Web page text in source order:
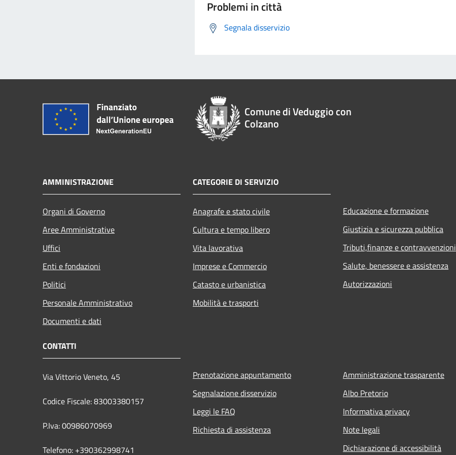
Problemi in città
Segnala disservizio
Comune di Veduggio con
Colzano
AMMINISTRAZIONE
Organi di Governo
Aree Amministrative
Uffici
Enti e fondazioni
Politici
Personale Amministrativo
Documenti e dati
CATEGORIE DI SERVIZIO
Anagrafe e stato civile
Cultura e tempo libero
Vita lavorativa
Imprese e Commercio
Catasto e urbanistica
Mobilità e trasporti
Educazione e formazione
Giustizia e sicurezza pubblica
Tributi,finanze e contravvenzioni
Salute, benessere e assistenza
Autorizzazioni
CONTATTI
Via Vittorio Veneto, 45
Codice Fiscale: 83003380157
P.Iva: 00986070969
Telefono: +390362998741
Prenotazione appuntamento
Segnalazione disservizio
Leggi le FAQ
Richiesta di assistenza
Amministrazione trasparente
Albo Pretorio
Informativa privacy
Note legali
Dichiarazione di accessibilità